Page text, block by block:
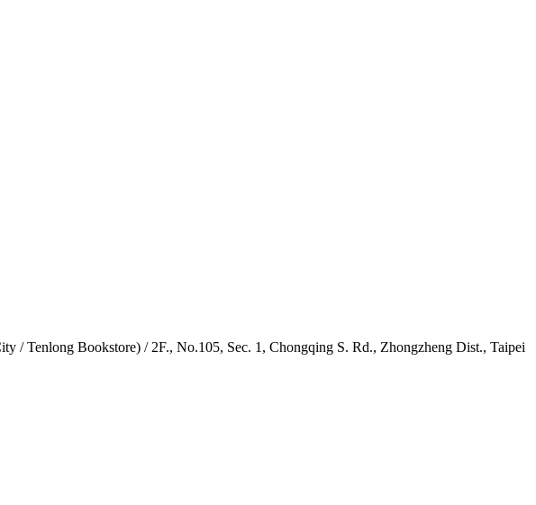
Tenlong Bookstore) / 2F., No.105, Sec. 1, Chongqing S. Rd., Zhongzheng Dist., Taipei